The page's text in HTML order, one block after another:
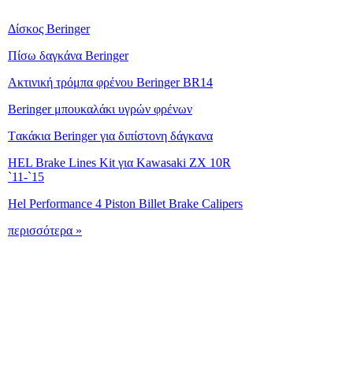
Δίσκος Beringer
Πίσω δαγκάνα Beringer
Ακτινική τρόμπα φρένου Beringer BR14
Beringer μπουκαλάκι υγρών φρένων
Tακάκια Beringer για διπίστονη δάγκανα
HEL Brake Lines Kit για Kawasaki ZX 10R
`11-`15
Hel Performance 4 Piston Billet Brake Calipers
περισσότερα »